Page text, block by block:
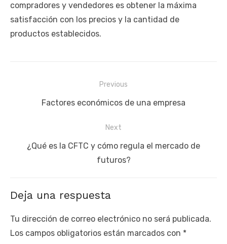
compradores y vendedores es obtener la máxima
satisfacción con los precios y la cantidad de
productos establecidos.
Previous
Previous
Factores económicos de una empresa
Next
Next¿Qué es la CFTC y cómo regula el mercado de
futuros?
Deja una respuesta
Tu dirección de correo electrónico no será publicada.
Los campos obligatorios están marcados con *